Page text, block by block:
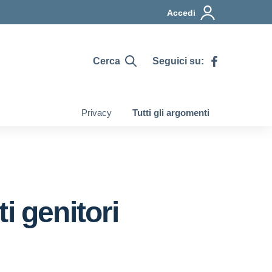
Accedi
Cerca Seguici su:
Privacy Tutti gli argomenti
genitori